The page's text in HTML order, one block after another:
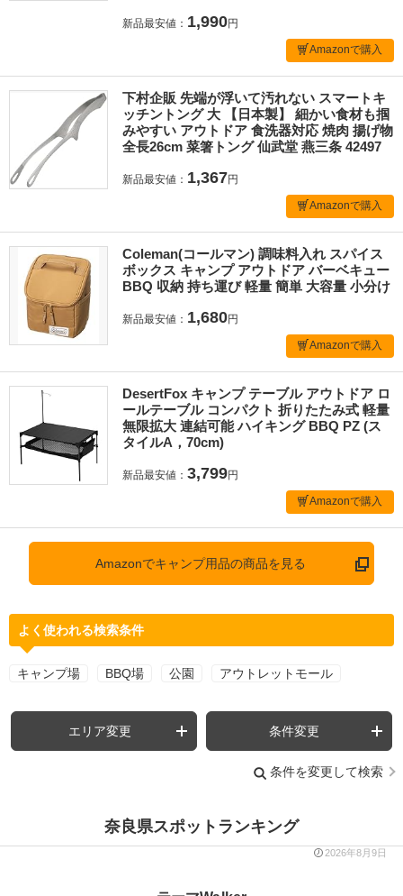
新品最安値： 1,990円
Amazonで購入
下村企販 先端が浮いて汚れない スマートキ
ッチントング 大 【日本製】 細かい食材も掴
みやすい アウトドア 食洗器対応 焼肉 揚げ物
全長26cm 菜箸トング 仙武堂 燕三条 42497
新品最安値： 1,367円
Amazonで購入
Coleman(コールマン) 調味料入れ スパイス
ボックス キャンプ アウトドア バーベキュー
BBQ 収納 持ち運び 軽量 簡単 大容量 小分け
新品最安値： 1,680円
Amazonで購入
DesertFox キャンプ テーブル アウトドア ロ
ールテーブル コンパクト 折りたたみ式 軽量
無限拡大 連結可能 ハイキング BBQ PZ (ス
タイルA，70cm)
新品最安値： 3,799円
Amazonで購入
Amazonでキャンプ用品の商品を見る
よく使われる検索条件
キャンプ場 BBQ場 公園 アウトレットモール
エリア変更 条件変更
条件を変更して検索
奈良県スポットランキング
2026年8月9日